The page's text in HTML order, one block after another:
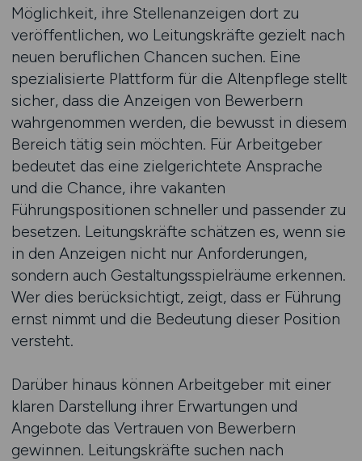
Möglichkeit, ihre Stellenanzeigen dort zu
veröffentlichen, wo Leitungskräfte gezielt nach
neuen beruflichen Chancen suchen. Eine
spezialisierte Plattform für die Altenpflege stellt
sicher, dass die Anzeigen von Bewerbern
wahrgenommen werden, die bewusst in diesem
Bereich tätig sein möchten. Für Arbeitgeber
bedeutet das eine zielgerichtete Ansprache
und die Chance, ihre vakanten
Führungspositionen schneller und passender zu
besetzen. Leitungskräfte schätzen es, wenn sie
in den Anzeigen nicht nur Anforderungen,
sondern auch Gestaltungsspielräume erkennen.
Wer dies berücksichtigt, zeigt, dass er Führung
ernst nimmt und die Bedeutung dieser Position
versteht.
Darüber hinaus können Arbeitgeber mit einer
klaren Darstellung ihrer Erwartungen und
Angebote das Vertrauen von Bewerbern
gewinnen. Leitungskräfte suchen nach